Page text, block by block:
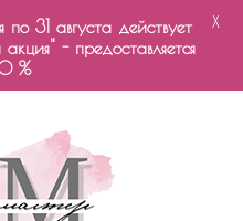
31 августа действует
- предоставляется
%
X